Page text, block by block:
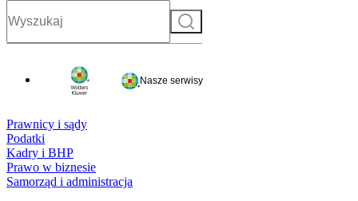
Szukaj
Nasze serwisy
Prawnicy i sądy
Podatki
Kadry i BHP
Prawo w biznesie
Samorząd i administracja